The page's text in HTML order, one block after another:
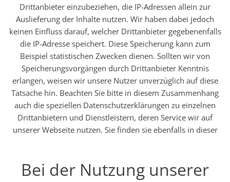
Drittanbieter einzubeziehen, die IP-Adressen allein zur
Auslieferung der Inhalte nutzen. Wir haben dabei jedoch
keinen Einfluss darauf, welcher Drittanbieter gegebenenfalls
die IP-Adresse speichert. Diese Speicherung kann zum
Beispiel statistischen Zwecken dienen. Sollten wir von
Speicherungsvorgängen durch Drittanbieter Kenntnis
erlangen, weisen wir unsere Nutzer unverzüglich auf diese
Tatsache hin. Beachten Sie bitte in diesem Zusammenhang
auch die speziellen Datenschutzerklärungen zu einzelnen
Drittanbietern und Dienstleistern, deren Service wir auf
unserer Webseite nutzen. Sie finden sie ebenfalls in dieser
Bei der Nutzung unserer